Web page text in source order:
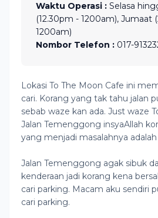
Waktu Operasi : Selasa
(12.30pm - 1200am), Jumaat
1200am)
Nombor Telefon : 017-
Lokasi To The Moon Cafe ini
cari. Korang yang tak tahu jalan
sebab waze kan ada. Just waze
Jalan Temenggong insyaAllah
yang menjadi masalahnya
Jalan Temenggong agak sibuk
kenderaan jadi korang kena
cari parking. Macam aku sendiri
cari parking.